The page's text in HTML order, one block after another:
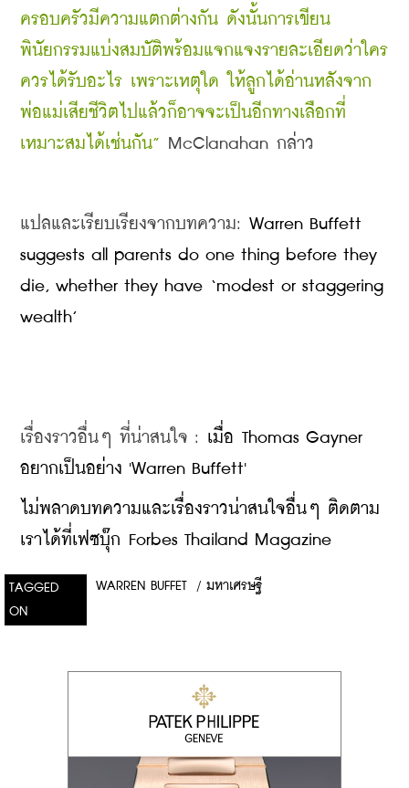
ครอบครัวมีความแตกต่างกัน ดังนั้นการเขียน
พินัยกรรมแบ่งสมบัติพร้อมแจกแจงรายละเอียดว่าใคร
ควรได้รับอะไร เพราะเหตุใด ให้ลูกได้อ่านหลังจาก
พ่อแม่เสียชีวิตไปแล้วก็อาจจะเป็นอีกทางเลือกที่
เหมาะสมได้เช่นกัน” McClanahan กล่าว
แปลและเรียบเรียงจากบทความ: Warren Buffett
suggests all parents do one thing before they
die, whether they have ‘modest or staggering
wealth’
เรื่องราวอื่นๆ ที่น่าสนใจ : เมื่อ Thomas Gayner
อยากเป็นอย่าง 'Warren Buffett'
ไม่พลาดบทความและเรื่องราวน่าสนใจอื่นๆ ติดตาม
เราได้ที่เฟซบุ๊ก Forbes Thailand Magazine
TAGGED
ON
WARREN BUFFET / มหาเศรษฐี